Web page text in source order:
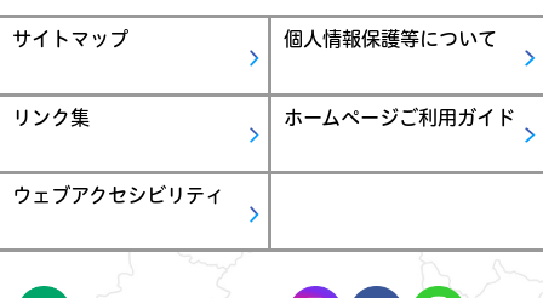
サイトマップ 個人情報保護等について
リンク集 ホームページご利用ガイド
ウェブアクセシビリティ